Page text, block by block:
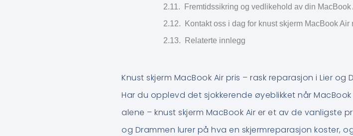
Fremtidssikring og vedlikehold av din MacBook
Kontakt oss i dag for knust skjerm MacBook Air
Relaterte innlegg
Knust skjerm MacBook Air pris – rask reparasjon i Lier og
Har du opplevd det sjokkerende øyeblikket når
alene – knust skjerm MacBook Air er et av de vanligste
og Drammen lurer på hva en skjermreparasjon koster,